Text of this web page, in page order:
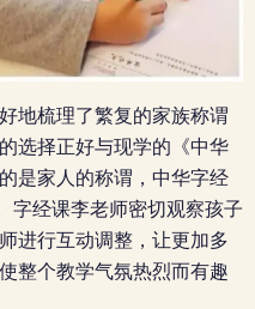
地梳理了繁复的家族称谓
选择正好与现学的《中华
是家人的称谓，中华字经
字经课李老师密切观察孩子
进行互动调整，让更加多
整个教学气氛热烈而有趣